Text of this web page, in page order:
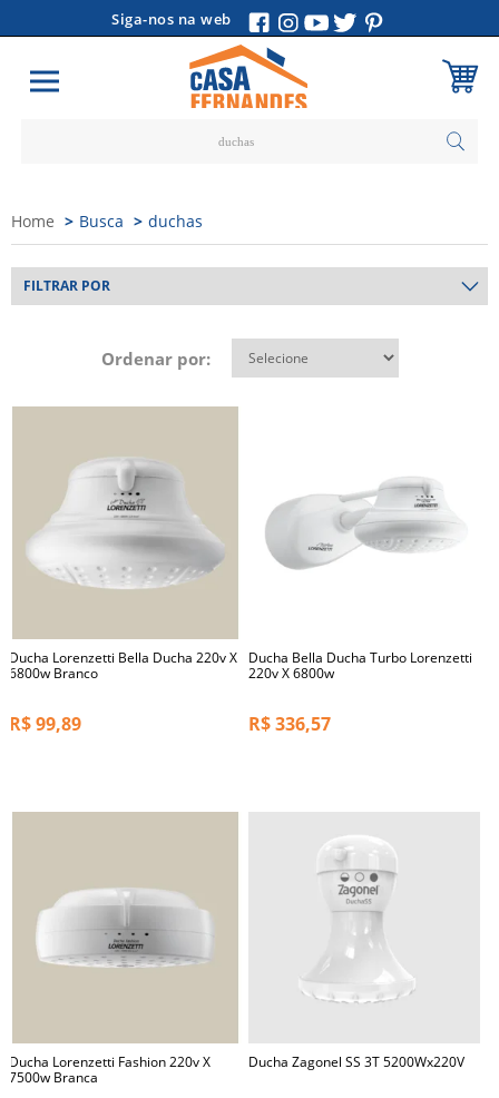
Siga-nos na web
Home Busca duchas
FILTRAR POR
Ordenar por:
Ducha Lorenzetti Bella Ducha 220v X
6800w Branco
R$99,89
Ducha Bella Ducha Turbo Lorenzetti
220v X 6800w
R$336,57
Ducha Lorenzetti Fashion 220v X
7500w Branca
Ducha Zagonel SS 3T 5200Wx220V